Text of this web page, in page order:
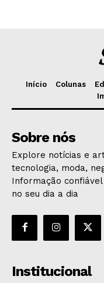
Início Colunas
Sobre nós
Explore notícias e
tecnologia, moda,
Informação
no seu dia a dia
Institucional